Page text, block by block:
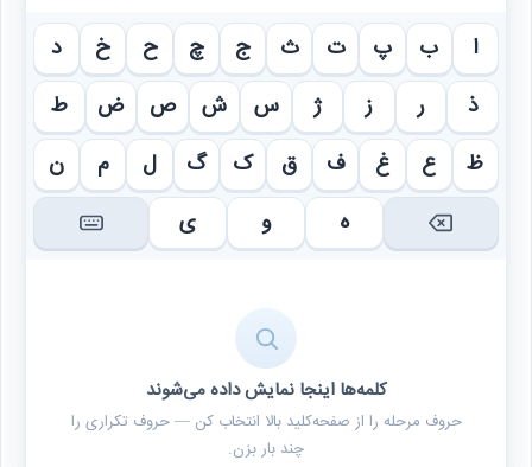
ا ب پ ت ث ج چ ح خ
د
ذ
ر ز ژ س ش ص ض
ط
ظ
ع غ ف ق ک گ ل م
ن
ه
و ی
کلمه‌ها اینجا نمایش داده می‌شوند
حروف مرحله را از صفحه‌کلید بالا انتخاب کن — حروف تکراری را
چند بار بزن.